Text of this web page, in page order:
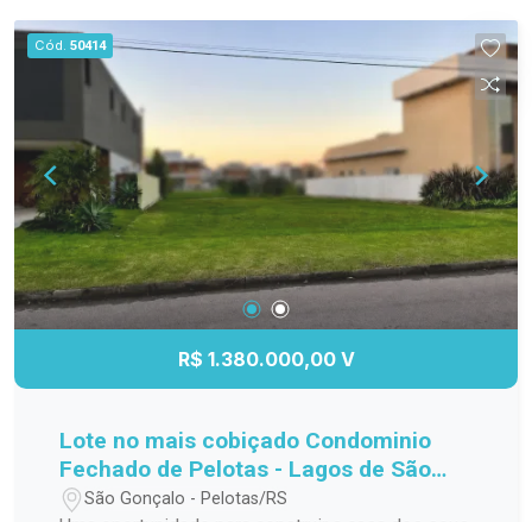
investir, em uma região valorizada e de fácil
acesso a serviços, comércio e lazer. Localização
estratégica Design moderno e funcional Ideal
para moradia ou investimento
Cód. 50414
R$ 1.380.000,00 V
Lote no mais cobiçado Condominio
Fechado de Pelotas - Lagos de São
Gonçalo!
São Gonçalo - Pelotas/RS